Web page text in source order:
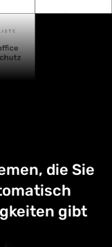
die Sie
gibt